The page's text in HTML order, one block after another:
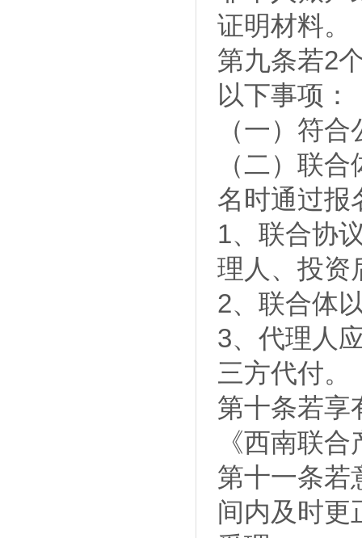
证明材料。
第九条若2
以下事项：
（一）符
（二）联
名时通过报
1、联合协
理人、投资
2、联合体
3、代理人
三方代付。
第十条若享
《西南联
第十一条若
间内及时更